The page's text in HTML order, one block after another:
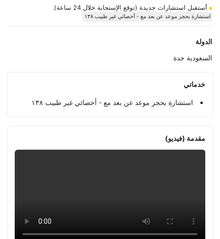
أستقبل استشارات جديدة (توقع الإستجابة خلال 24 ساعة).
استشارة بحجز موعد عن بعد مع - أخصائي غير طبيب ١٣٨
الدولة
السعودية جدة
خدماتي
استشارة بحجز موعد عن بعد مع - أخصائي غير طبيب ١٣٨
مقدمة (فيديو)